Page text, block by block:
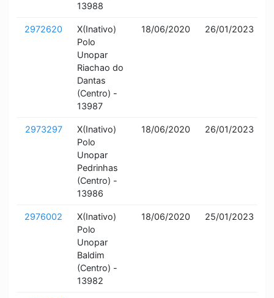
13988
2972620
X(Inativo)
Polo
Unopar
Riachao do
Dantas
(Centro) -
13987
18/06/2020 26/01/2023
2973297
X(Inativo)
Polo
Unopar
Pedrinhas
(Centro) -
13986
18/06/2020 26/01/2023
2976002
X(Inativo)
Polo
Unopar
Baldim
(Centro) -
13982
18/06/2020 25/01/2023